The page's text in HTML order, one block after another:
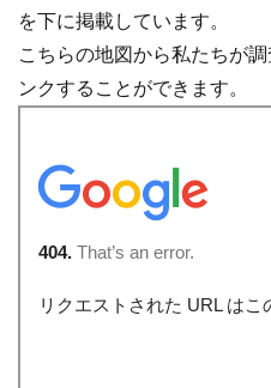
を下に掲載しています。
こちらの地図から私たちが
ンクすることができます。